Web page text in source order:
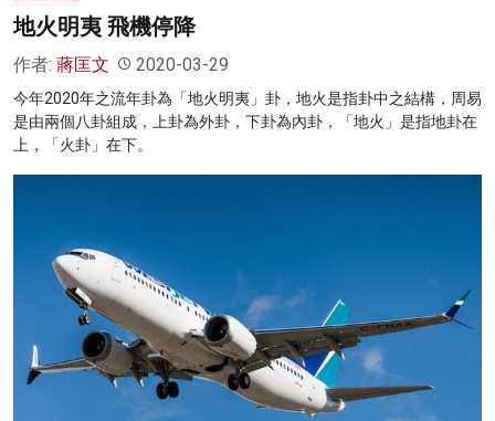
地火明夷 飛機停降
作者: 蔣匡文 2020-03-29
今年2020年之流年卦為「地火明夷」卦，地火是指卦中之結構，周易
是由兩個八卦組成，上卦為外卦，下卦為內卦，「地火」是指地卦在
上，「火卦」在下。